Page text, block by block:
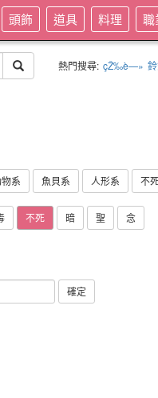
頭飾 道具 料理 職
熱門搜尋: çŽ‰è—»
系 魚貝系 人形系 不
不死 暗 聖 念
確定